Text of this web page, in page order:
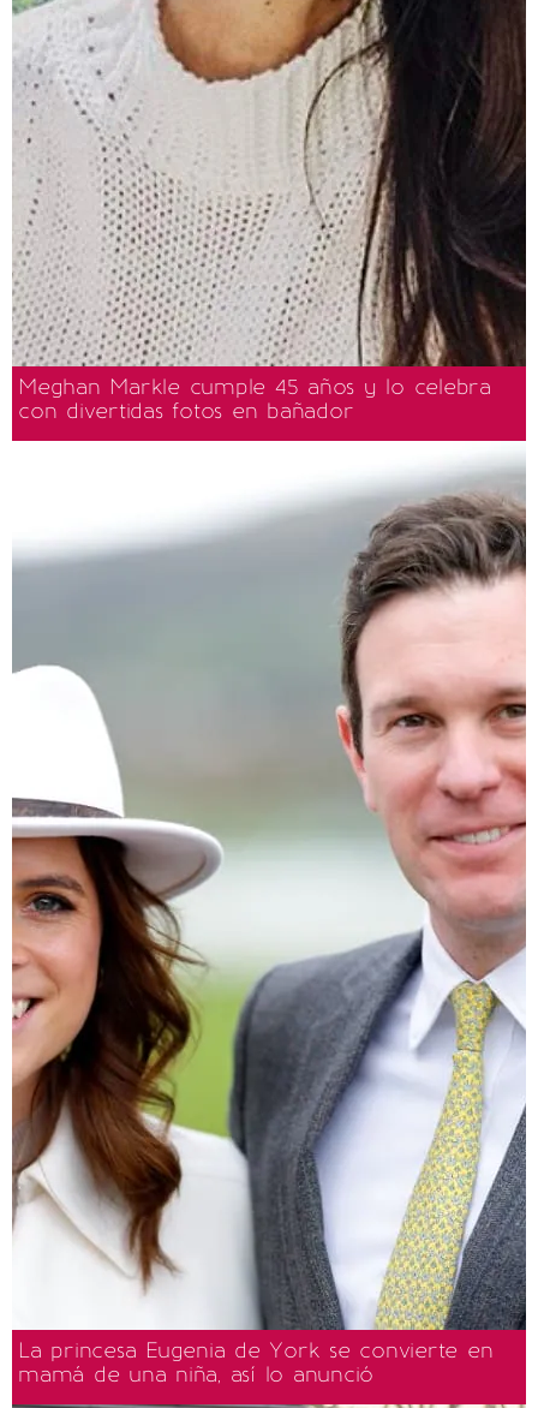
Meghan Markle cumple 45 años y lo celebra
con divertidas fotos en bañador
La princesa Eugenia de York se convierte en
mamá de una niña, así lo anunció